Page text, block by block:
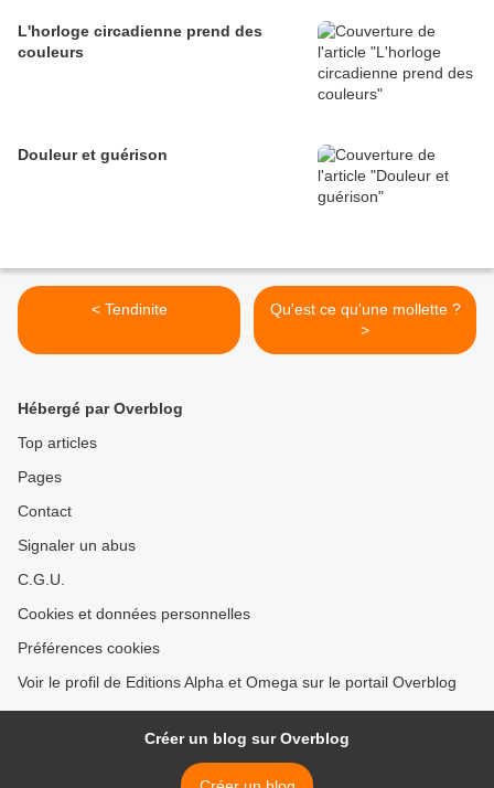
L'horloge circadienne prend des
couleurs
Douleur et guérison
< Tendinite
Qu'est ce qu'une mollette ?
>
Hébergé par Overblog
Top articles
Pages
Contact
Signaler un abus
C.G.U.
Cookies et données personnelles
Préférences cookies
Voir le profil de Editions Alpha et Omega sur le portail Overblog
Créer un blog sur Overblog